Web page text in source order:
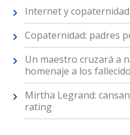
Internet y
Copaternidad: padres
Un maestro cruzará a
homenaje a los
Mirtha Legrand:
rating